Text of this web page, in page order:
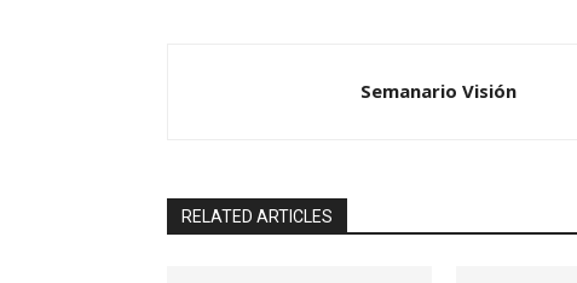
Semanario Visión
RELATED ARTICLES